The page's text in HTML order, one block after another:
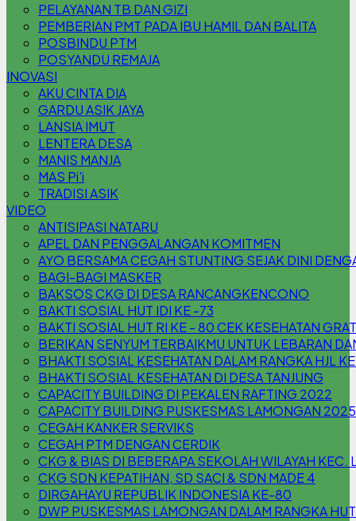
PELAYANAN TB DAN GIZI
PEMBERIAN PMT PADA IBU HAMIL DAN BALITA
POSBINDU PTM
POSYANDU REMAJA
INOVASI
AKU CINTA DIA
GARDU ASIK JAYA
LANSIA IMUT
LENTERA DESA
MANIS MANJA
MAS Pi'i
TRADISI ASIK
VIDEO
ANTISIPASI NATARU
APEL DAN PENGGALANGAN KOMITMEN
AYO BERSAMA CEGAH STUNTING SEJAK DINI
BAGI-BAGI MASKER
BAKSOS CKG DI DESA RANCANGKENCONO
BAKTI SOSIAL HUT IDI KE -73
BAKTI SOSIAL HUT RI KE - 80 CEK KESEHATAN
BERIKAN SENYUM TERBAIKMU UNTUK LEBARAN
BHAKTI SOSIAL KESEHATAN DALAM RANGKA HJL
BHAKTI SOSIAL KESEHATAN DI DESA TANJUNG
CAPACITY BUILDING DI PEKALEN RAFTING 2022
CAPACITY BUILDING PUSKESMAS LAMONGAN 2025
CEGAH KANKER SERVIKS
CEGAH PTM DENGAN CERDIK
CKG & BIAS DI BEBERAPA SEKOLAH WILAYAH KEC.
CKG SDN KEPATIHAN, SD SACI & SDN MADE 4
DIRGAHAYU REPUBLIK INDONESIA KE-80
DWP PUSKESMAS LAMONGAN DALAM RANGKA